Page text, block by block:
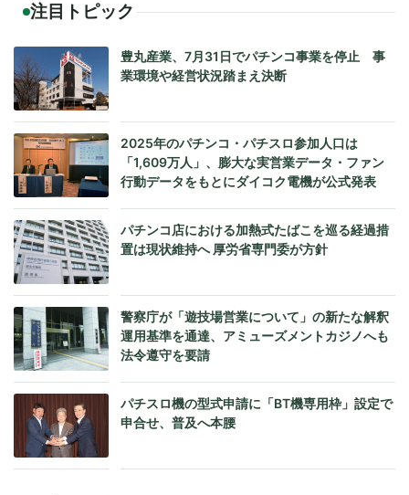
注目トピック
豊丸産業、7月31日でパチンコ事業を停止 事
業環境や経営状況踏まえ決断
2025年のパチンコ・パチスロ参加人口は
「1,609万人」、膨大な実営業データ・ファン
行動データをもとにダイコク電機が公式発表
パチンコ店における加熱式たばこを巡る経過措
置は現状維持へ 厚労省専門委が方針
警察庁が「遊技場営業について」の新たな解釈
運用基準を通達、アミューズメントカジノへも
法令遵守を要請
パチスロ機の型式申請に「BT機専用枠」設定で
申合せ、普及へ本腰